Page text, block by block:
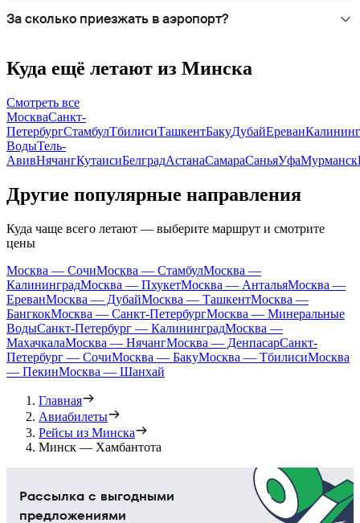
За сколько приезжать в аэропорт?
Куда ещё летают из Минска
Смотреть все
МоскваСанкт-
ПетербургСтамбулТбилисиТашкентБакуДубайЕреван
ВодыТель-
АвивНячангКутаисиБелградАстанаСамараСаньяУфаМурманск
Другие популярные направления
Куда чаще всего летают — выберите маршрут и смотрите
цены
Москва — СочиМосква — СтамбулМосква —
КалининградМосква — ПхукетМосква — АнтальяМосква —
ЕреванМосква — ДубайМосква — ТашкентМосква —
БангкокМосква — Санкт-ПетербургМосква — Минеральные
ВодыСанкт-Петербург — КалининградМосква —
МахачкалаМосква — НячангМосква — ДенпасарСанкт-
Петербург — СочиМосква — БакуМосква — ТбилисиМосква
— ПекинМосква — Шанхай
Главная
Авиабилеты
Рейсы из Минска
Минск — Хамбантота
Рассылка с выгодными
предложениями